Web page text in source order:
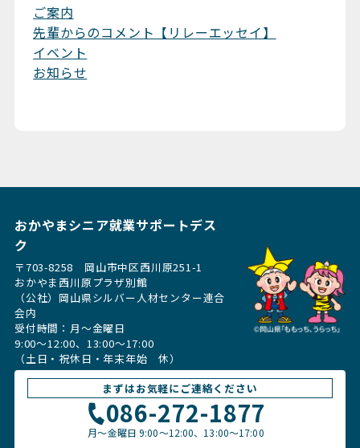
ご案内
先輩からのコメント【リレーエッセイ】
イベント
お知らせ
おかやまシニア就業サポートデス
ク
〒703-8258 岡山市中区西川原251-1
おかやま西川原プラザ別館
（公社）岡山県シルバー人材センター連合
会内
受付時間：月〜金曜日
9:00～12:00、13:00〜17:00
（土日・祝休日・年末年始 休）
まずはお気軽にご連絡ください
086-272-1877
月〜金曜日9:00～12:00、13:00〜17:00